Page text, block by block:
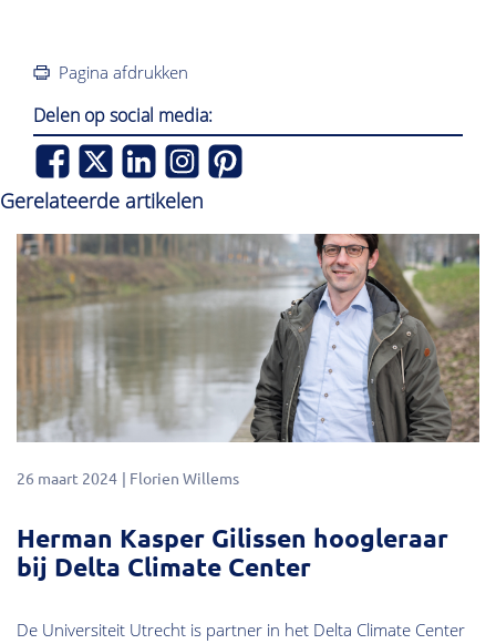
Pagina afdrukken
Delen op social media:
Gerelateerde artikelen
26 maart 2024 Florien Willems
Herman Kasper Gilissen hoogleraar
bij Delta Climate Center
De Universiteit Utrecht is partner in het Delta Climate Center